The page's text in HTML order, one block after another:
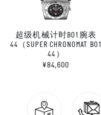
超级机械计时B01腕表
44（SUPER CHRONOMAT B01
44）
¥84,600